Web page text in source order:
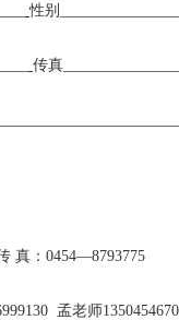
性别
传真
：0454—8793775
孟老师